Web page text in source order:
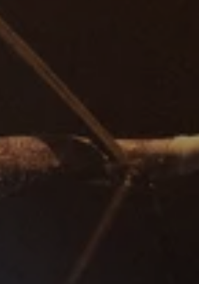
im Rahmen
des